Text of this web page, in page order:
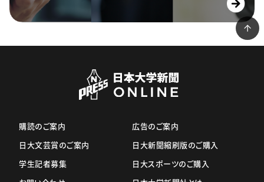
購読のご案内
日大文芸賞のご案内
学生記者募集
広告のご案内
日大新聞縮刷版のご購入
日大スポーツのご購入